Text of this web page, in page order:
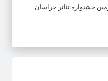
جشنواره تئاتر خراسان